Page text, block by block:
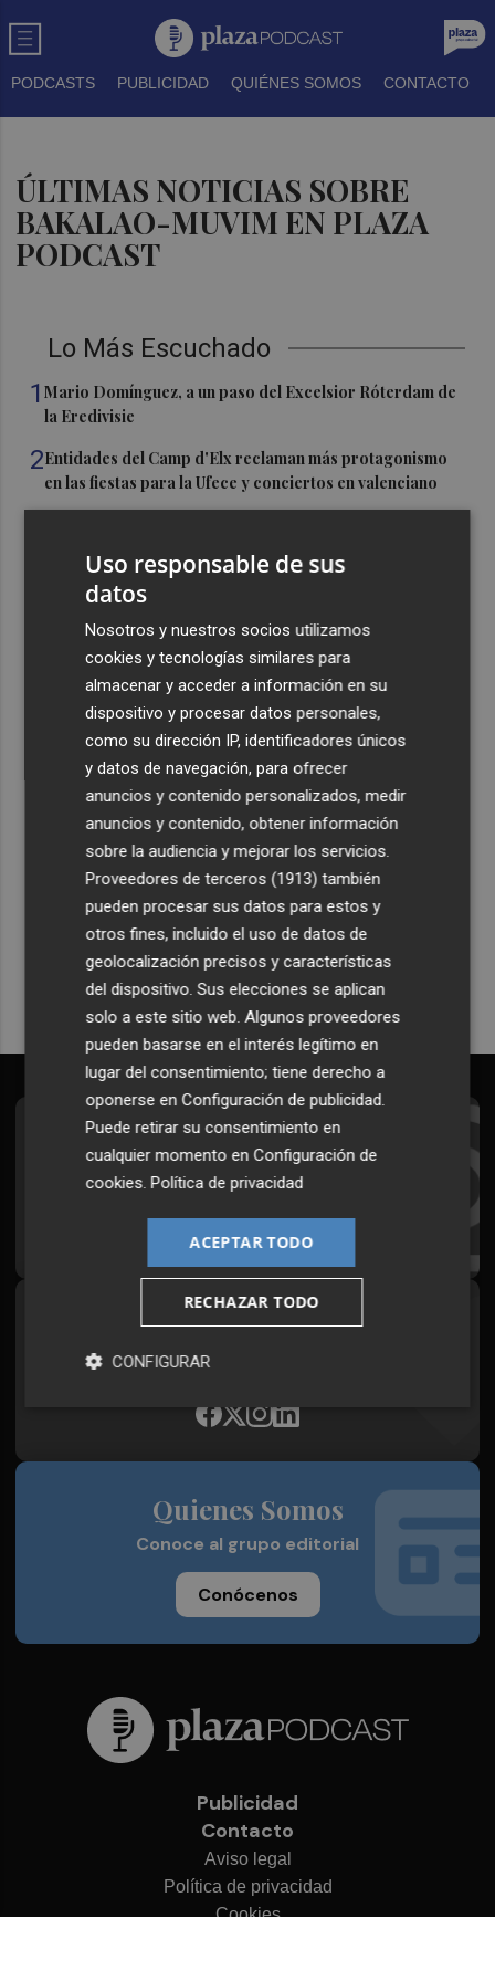
PODCASTS PUBLICIDAD QUIÉNES SOMOS CONTACTO
ÚLTIMAS NOTICIAS SOBRE
BAKALAO-MUVIM EN PLAZA
PODCAST
Lo Más Escuchado
1Mario Domínguez, a un paso del Excelsior Róterdam de
la Eredivisie
2Entidades del Camp d'Elx reclaman más protagonismo
en las fiestas para la Ufece y conciertos en valenciano
Valencia Basket abrirá la EuroLeague Women en casa
Fin a la racha de seis macrotrasvases del Tajo al Segura:
reducen el agua a 27 hm3 en septiembre por la caída de
las reservas
Recibe toda la actualidad de
Plaza Podcast en tu correo
Quiero suscribirme
Suscríbete al Boletín
Todos los días a primera hora en tu email
Síguenos en redes
Plaza Podcast, desde cualquier medio
Quienes Somos
Conoce al grupo editorial
Conócenos
Publicidad
Contacto
Aviso legal
Política de privacidad
Cookies
Uso responsable de sus
datos
Nosotros y nuestros socios utilizamos
cookies y tecnologías similares para
almacenar y acceder a información en su
dispositivo y procesar datos personales,
como su dirección IP, identificadores únicos
y datos de navegación, para ofrecer
anuncios y contenido personalizados, medir
anuncios y contenido, obtener información
sobre la audiencia y mejorar los servicios.
Proveedores de terceros (1913) también
pueden procesar sus datos para estos y
otros fines, incluido el uso de datos de
geolocalización precisos y características
del dispositivo. Sus elecciones se aplican
solo a este sitio web. Algunos proveedores
pueden basarse en el interés legítimo en
lugar del consentimiento; tiene derecho a
oponerse enConfiguración de publicidad.
Puede retirar su consentimiento en
cualquier momento enConfiguración de
cookies.Política de privacidad
ACEPTAR TODO
RECHAZAR TODO
CONFIGURAR